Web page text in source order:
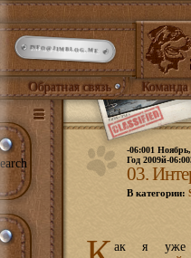
INFO@JIMBLOG.ME
Обратная связь Команда
-06:001
Год 2009й-
03.
В категории:
ак я уже